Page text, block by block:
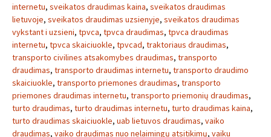
internetu, sveikatos draudimas kaina, sveikatos draudimas
lietuvoje, sveikatos draudimas uzsienyje, sveikatos draudimas
vykstant i uzsieni, tpvca, tpvca draudimas, tpvca draudimas
internetu, tpvca skaiciuokle, tpvcad, traktoriaus draudimas,
transporto civilines atsakomybes draudimas, transporto
draudimas, transporto draudimas internetu, transporto draudimo
skaiciuokle, transporto priemones draudimas, transporto
priemones draudimas internetu, transporto priemonių draudimas,
turto draudimas, turto draudimas internetu, turto draudimas kaina,
turto draudimas skaiciuokle, uab lietuvos draudimas, vaiko
draudimas, vaiko draudimas nuo nelaimingų atsitikimų, vaiku